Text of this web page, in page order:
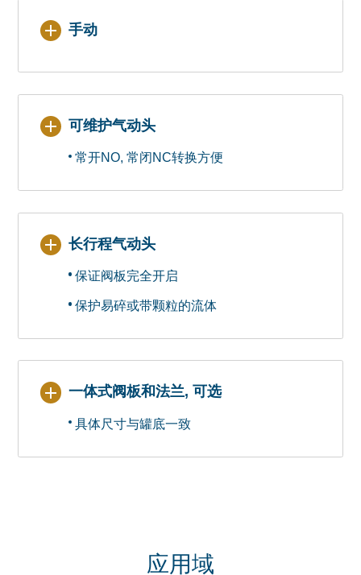
手动
可维护气动头
常开NO, 常闭NC转换方便
长行程气动头
保证阀板完全开启
保护易碎或带颗粒的流体
一体式阀板和法兰, 可选
具体尺寸与罐底一致
应用域